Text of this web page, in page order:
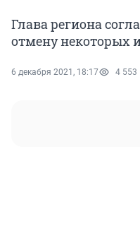
Глава региона
отмену некоторых
6 декабря 2021, 18:17 4 553